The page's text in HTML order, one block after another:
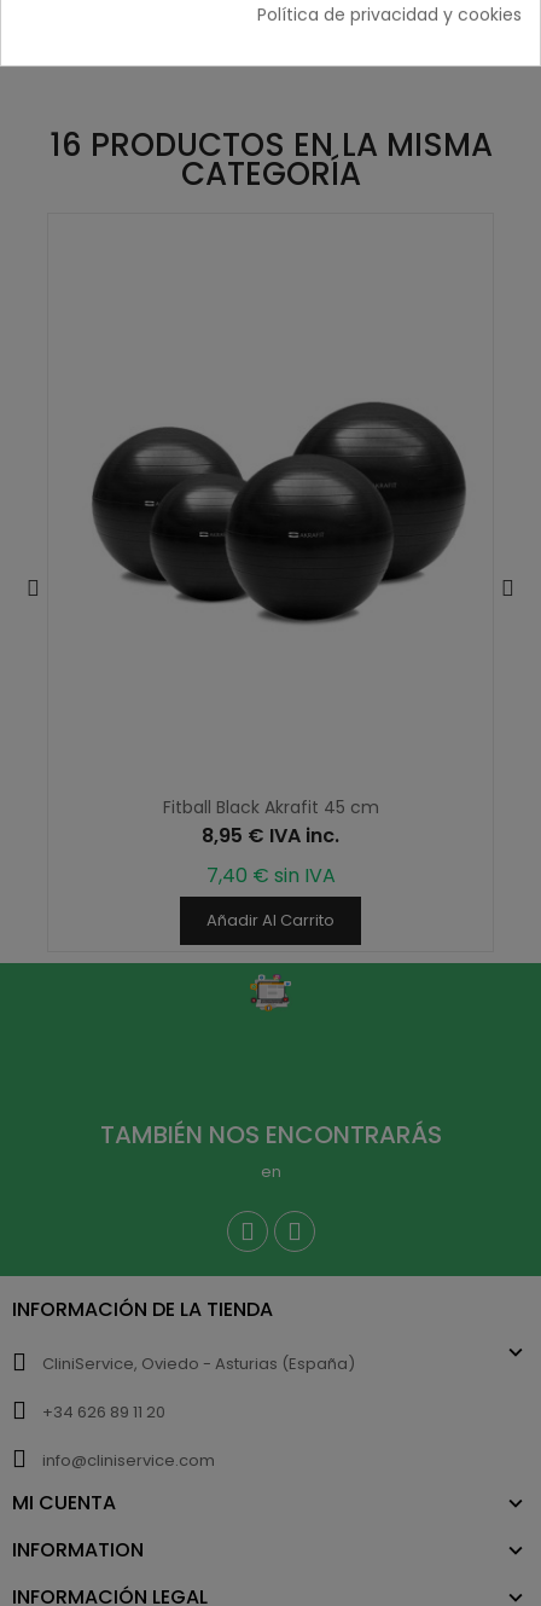
16 PRODUCTOS EN LA MISMA
CATEGORÍA
Fitball Black Akrafit 45 cm
8,95 € IVA inc.
7,40 € sin IVA
Añadir Al Carrito
TAMBIÉN NOS ENCONTRARÁS
en
INFORMACIÓN DE LA TIENDA
CliniService, Oviedo - Asturias (España)
+34 626 89 11 20
info@cliniservice.com
MI CUENTA
INFORMATION
INFORMACIÓN LEGAL
Política de privacidad y cookies